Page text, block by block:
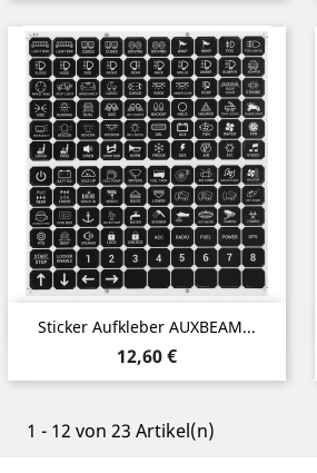
Sticker Aufkleber AUXBEAM...
Preis
12,60 €
Vorschau
1 - 12 von 23 Artikel(n)